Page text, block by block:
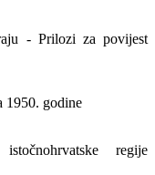
- Prilozi za povijest
1950. godine
regije